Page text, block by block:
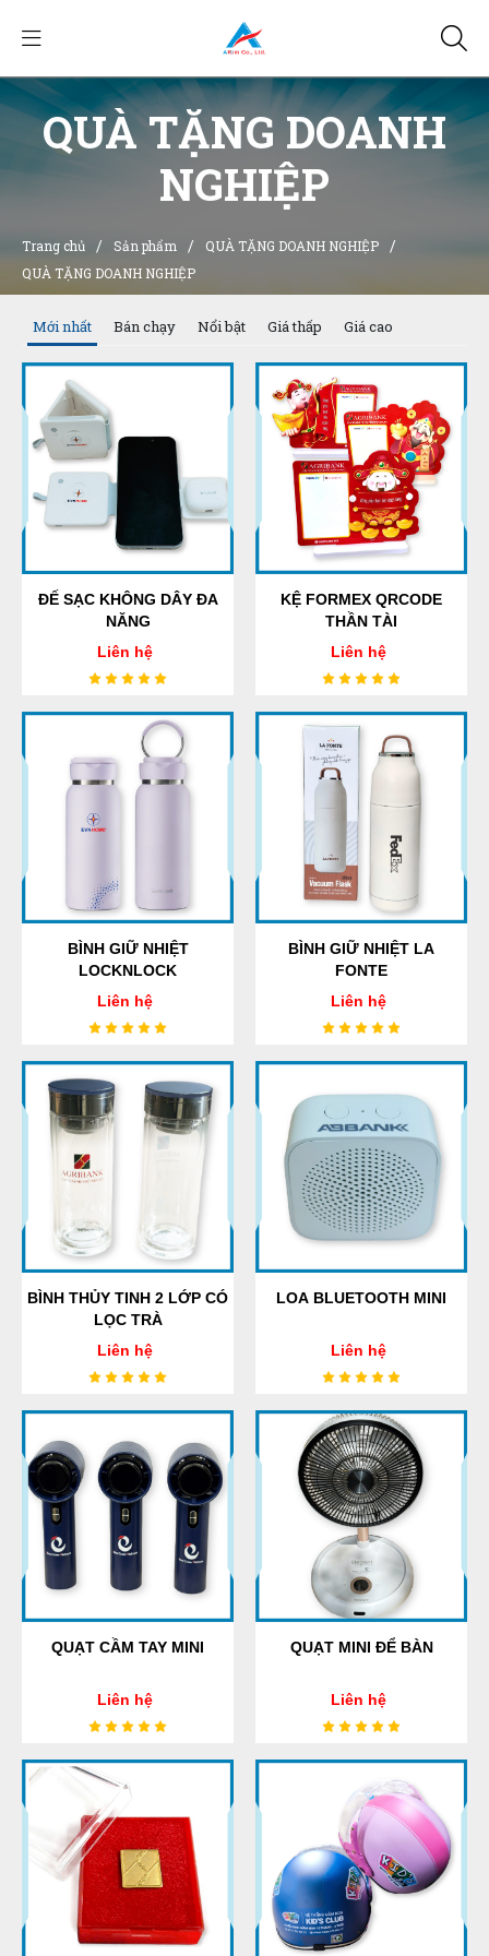
QUÀ TẶNG DOANH
NGHIỆP
Trang chủ / Sản phẩm / QUÀ TẶNG DOANH NGHIỆP /
QUÀ TẶNG DOANH NGHIỆP
Mới nhất Bán chạy Nổi bật Giá thấp Giá cao
ĐẾ SẠC KHÔNG DÂY ĐA
NĂNG
Liên hệ
KỆ FORMEX QRCODE
THẦN TÀI
Liên hệ
BÌNH GIỮ NHIỆT
LOCKNLOCK
Liên hệ
BÌNH GIỮ NHIỆT LA
FONTE
Liên hệ
BÌNH THỦY TINH 2 LỚP CÓ
LỌC TRÀ
Liên hệ
LOA BLUETOOTH MINI
Liên hệ
QUẠT CẦM TAY MINI
Liên hệ
QUẠT MINI ĐỂ BÀN
Liên hệ